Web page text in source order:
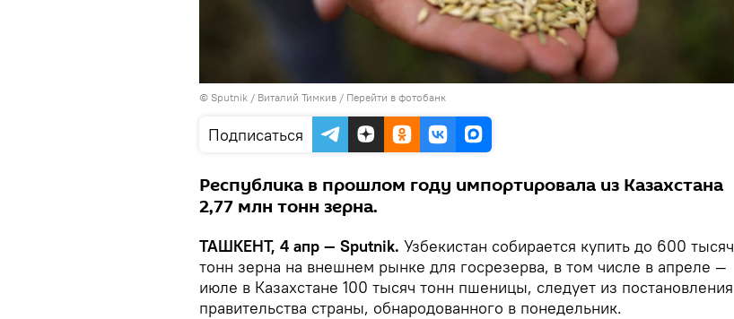
© Sputnik / Виталий Тимкив / Перейти в фотобанк
Подписаться
Республика в прошлом году импортировала из Казахстана
2,77 млн тонн зерна.
ТАШКЕНТ, 4 апр — Sputnik. Узбекистан собирается купить до 600 тысяч
тонн зерна на внешнем рынке для госрезерва, в том числе в апреле —
июле в Казахстане 100 тысяч тонн пшеницы, следует из постановления
правительства страны, обнародованного в понедельник.